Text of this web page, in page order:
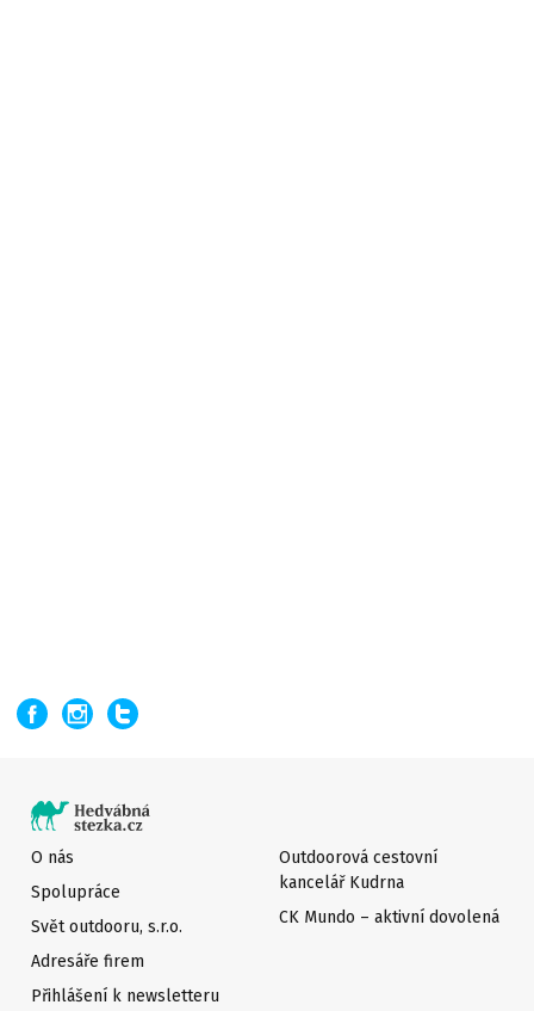
O nás
Spolupráce
Svět outdooru, s.r.o.
Adresáře firem
Přihlášení k newsletteru
Outdoorová cestovní
kancelář Kudrna
CK Mundo – aktivní dovolená